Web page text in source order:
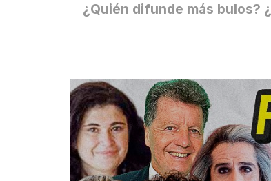
¿Quién difunde más bulos?